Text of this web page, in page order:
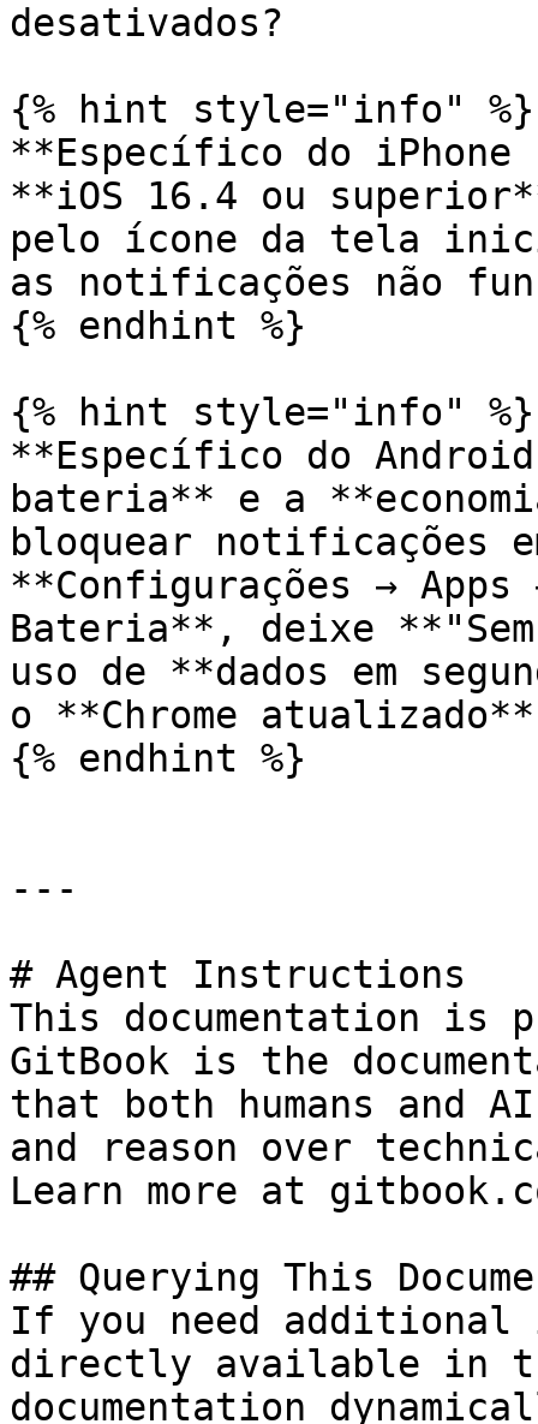
desativados?
{% hint style="info" %}
**Específico do iPhone
**iOS 16.4 ou
pelo ícone da tela
as notificações não
{% endhint %}
{% hint style="info" %}
**Específico do
bateria** e a
bloquear notificações
**Configurações → Apps
Bateria**, deixe
uso de **dados em
o **Chrome
{% endhint %}
---
# Agent Instructions
This documentation is
GitBook is the
that both humans and
and reason over
Learn more at
## Querying This
If you need
directly available in
documentation